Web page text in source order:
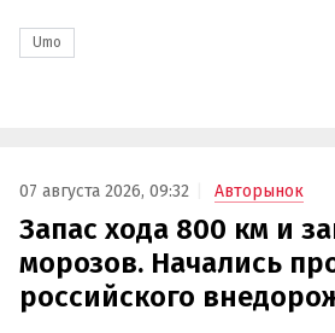
Umo
07 августа 2026, 09:32 Авторынок
Запас хода 800 км и
морозов. Начались
российского